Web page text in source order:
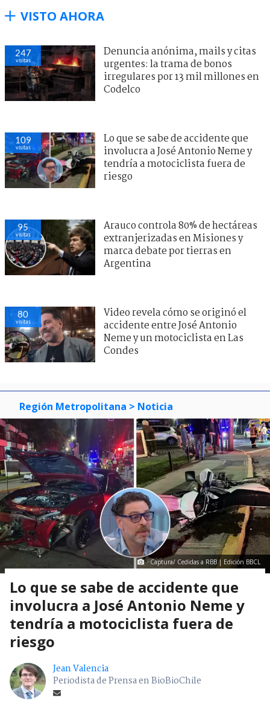
VISTO AHORA
247
visitas
Denuncia anónima, mails y citas
urgentes: la trama de bonos
irregulares por 13 mil millones en
Codelco
109
visitas
Lo que se sabe de accidente que
involucra a José Antonio Neme y
tendría a motociclista fuera de
riesgo
95
visitas
Arauco controla 80% de hectáreas
extranjerizadas en Misiones y
marca debate por tierras en
Argentina
80
visitas
Video revela cómo se originó el
accidente entre José Antonio
Neme y un motociclista en Las
Condes
Región Metropolitana > Noticia
Captura/ Cedidas a RBB | Edición BBCL
Lo que se sabe de accidente que
involucra a José Antonio Neme y
tendría a motociclista fuera de
riesgo
Jean Valencia
Periodista de Prensa en BioBioChile